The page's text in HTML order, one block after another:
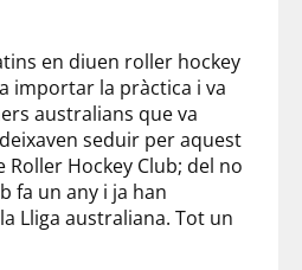
en diuen roller hockey
importar la pràctica i va
australians que va
seduir per aquest
Hockey Club; del no
fa un any i ja han
Lliga australiana. Tot un